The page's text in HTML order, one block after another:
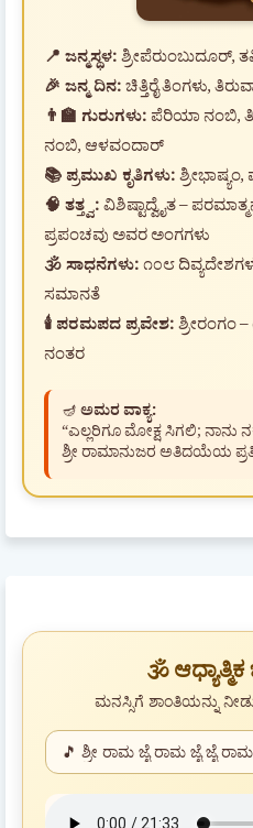
📍 ಜನ್ಮಸ್ಥಳ:ಶ್ರೀಪೆರುಂಬುದೂರ್,
🎉 ಜನ್ಮ ದಿನ:ಚಿತ್ತಿರೈ ತಿಂಗಳು,
👨‍🏫 ಗುರುಗಳು:ಪೆರಿಯಾ ನಂಬಿ,
ನಂಬಿ, ಆಳವಂದಾರ್
📚 ಪ್ರಮುಖ ಕೃತಿಗಳು:
🧠 ತತ್ತ್ವ:ವಿಶಿಷ್ಟಾದ್ವೈತ –
ಪ್ರಪಂಚವು ಅವರ ಅಂಗಗಳು
🕉️ ಸಾಧನೆಗಳು:೧೦೮
ಸಮಾನತೆ
🕯️ ಪರಮಪದ ಪ್ರವೇಶ:ಶ್ರೀರಂಗಂ
ನಂತರ
🪔ಅಮರ ವಾಕ್ಯ:
“ಎಲ್ಲರಿಗೂ ಮೋಕ್ಷ ಸಿಗಲಿ; ನಾನು
ಶ್ರೀ ರಾಮಾನುಜರ ಅತಿದಯೆಯ
🕉️ ಆಧ್ಯಾತ್ಮಿಕ
ಮನಸ್ಸಿಗೆ ಶಾಂತಿಯನ್ನು